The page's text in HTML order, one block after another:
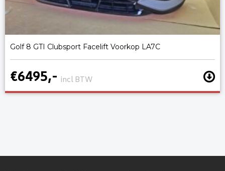
Golf 8 GTI Clubsport Facelift Voorkop LA7C
€6495,- incl BTW